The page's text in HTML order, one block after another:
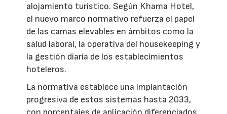
alojamiento turístico. Según Khama Hotel,
el nuevo marco normativo refuerza el papel
de las camas elevables en ámbitos como la
salud laboral, la operativa del housekeeping y
la gestión diaria de los establecimientos
hoteleros.
La normativa establece una implantación
progresiva de estos sistemas hasta 2033,